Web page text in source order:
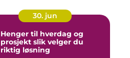
30. jun
Henger til hverdag og
prosjekt slik velger du
riktig løsning